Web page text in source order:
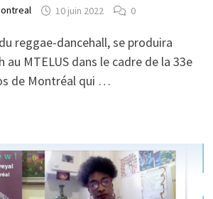
10 juin 2022 0
reggae-dancehall, se produira
au MTELUS dans le cadre de la 33e
de Montréal qui …